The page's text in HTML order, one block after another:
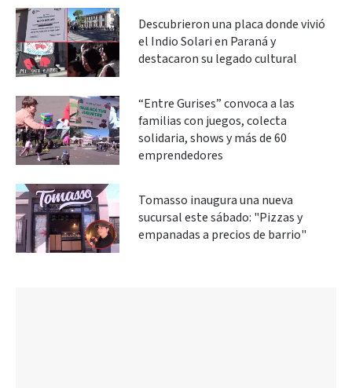
Descubrieron una placa donde vivió
el Indio Solari en Paraná y
destacaron su legado cultural
“Entre Gurises” convoca a las
familias con juegos, colecta
solidaria, shows y más de 60
emprendedores
Tomasso inaugura una nueva
sucursal este sábado: "Pizzas y
empanadas a precios de barrio"